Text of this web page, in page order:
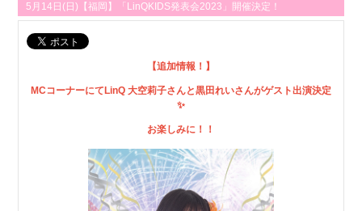
5月14日(日)【福岡】「LinQKIDS発表会2023」開催決定！
【追加情報！】
MCコーナーにてLinQ 大空莉子さんと黒田れいさんがゲスト出演決定
✨
お楽しみに！！